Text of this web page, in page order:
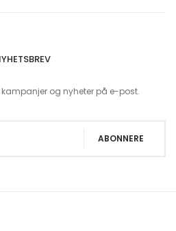
og nyheter på e-post.
ABONNERE